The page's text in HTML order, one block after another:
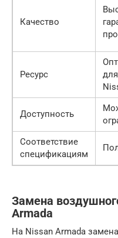
Качество
Ресурс
Доступность
Соответствие
спецификациям
Замена
Armada
На Nissan Armada